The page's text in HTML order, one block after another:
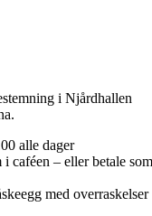
i Njårdhallen
alle dager
caféen – eller betale som
med overraskelser